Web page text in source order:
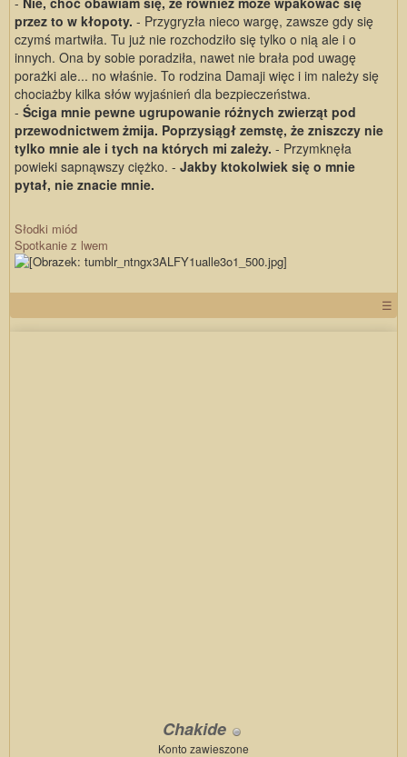
przez to w kłopoty. - Przygryzła nieco wargę, zawsze gdy się
czymś martwiła. Tu już nie rozchodziło się tylko o nią ale i o
innych. Ona by sobie poradziła, nawet nie brała pod uwagę
porażki ale... no właśnie. To rodzina Damaji więc i im należy się
chociażby kilka słów wyjaśnień dla bezpieczeństwa.
- Ściga mnie pewne ugrupowanie różnych zwierząt pod
przewodnictwem żmija. Poprzysiągł zemstę, że zniszczy nie
tylko mnie ale i tych na których mi zależy. - Przymknęła
powieki sapnąwszy ciężko. - Jakby ktokolwiek się o mnie
pytał, nie znacie mnie.
Słodki miód
Spotkanie z lwem
☰
Chakide
Konto zawieszone